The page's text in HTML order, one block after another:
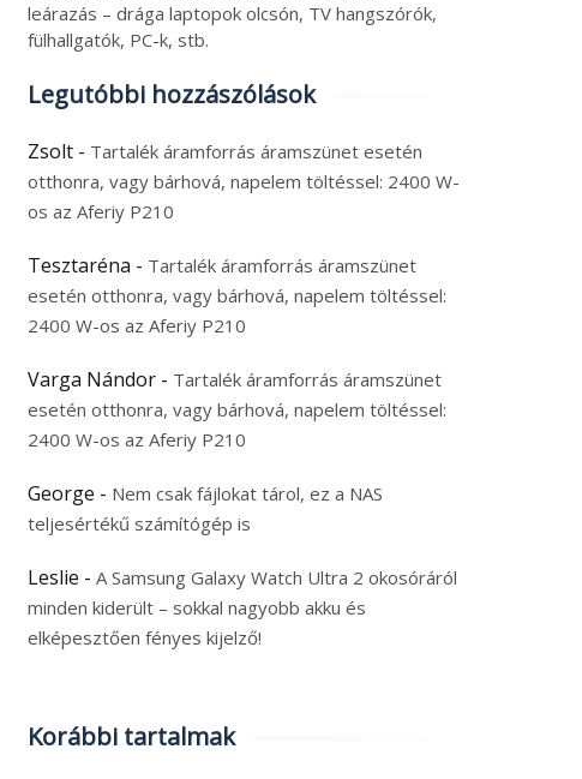
leárazás – drága laptopok olcsón, TV hangszórók,
fülhallgatók, PC-k, stb.
Legutóbbi hozzászólások
Zsolt - Tartalék áramforrás áramszünet esetén
otthonra, vagy bárhová, napelem töltéssel: 2400 W-
os az Aferiy P210
Tesztaréna - Tartalék áramforrás áramszünet
esetén otthonra, vagy bárhová, napelem töltéssel:
2400 W-os az Aferiy P210
Varga Nándor - Tartalék áramforrás áramszünet
esetén otthonra, vagy bárhová, napelem töltéssel:
2400 W-os az Aferiy P210
George - Nem csak fájlokat tárol, ez a NAS
teljesértékű számítógép is
Leslie - A Samsung Galaxy Watch Ultra 2 okosóráról
minden kiderült – sokkal nagyobb akku és
elképesztően fényes kijelző!
Korábbi tartalmak